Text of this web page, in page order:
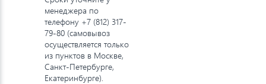
менеджера по
телефону +7 (812) 317-
79-80 (самовывоз
осуществляется только
из пунктов в Москве,
Санкт-Петербурге,
Екатеринбурге).